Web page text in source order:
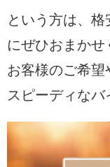
という方は、
にぜひおまかせ
お客様のご希望
スピーディなバ